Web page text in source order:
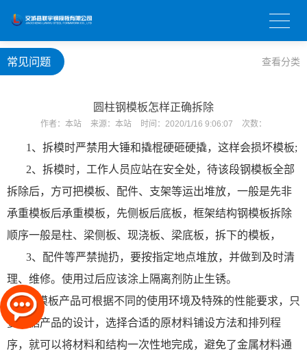
常见问题 查看分类
圆柱钢模板怎样正确拆除
作者： 本站 来源： 本站 时间： 2020/1/16 9:06:07 次数：
1、拆模时严禁用大锤和撬棍硬砸硬撬，这样会损坏模板;
2、拆模时，工作人员应站在安全处，待该段钢模板全部
拆除后，方可把模板、配件、支架等运出堆放，一般是先非
承重模板后承重模板，先侧板后底板，框架结构钢模板拆除
顺序一般是柱、梁侧板、现浇板、梁底板，拆下的模板，
3、配件等严禁抛扔，要按指定地点堆放，并做到及时清
理、维修。使用过后应该涂上隔离剂防止生锈。
钢模板产品可根据不同的使用环境及特殊的性能要求，只
要根据产品的设计，选择合适的原材料铺设方法和排列程
序，就可以将材料和结构一次性地完成，避免了金属材料通